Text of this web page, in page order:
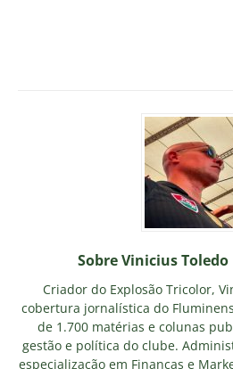
Sobre Vinicius Toledo
Criador do Explosão Tricolor,
cobertura jornalística do
de 1.700 matérias e colunas
gestão e política do clube.
especialização em Finanças e